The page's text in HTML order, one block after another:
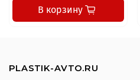
В корзину
PLASTIK-AVTO.RU